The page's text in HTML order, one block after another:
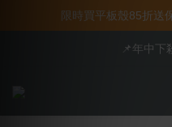
📍新客首購現折
📍新客首購現折
📌年中下
會員享
限時買平板殼85折送